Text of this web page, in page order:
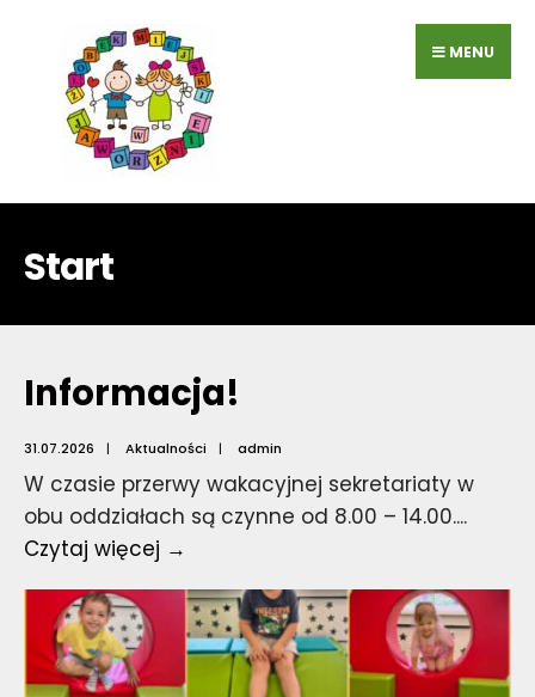
zawartości
MENU
Start
Informacja!
31.07.2026 | Aktualności | admin
W czasie przerwy wakacyjnej sekretariaty w
obu oddziałach są czynne od 8.00 – 14.00....
Czytaj więcej →